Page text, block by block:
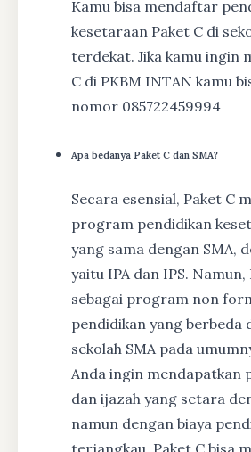
Kamu bisa mendaftar
kesetaraan Paket C di
terdekat. Jika kamu ingin
C di PKBM INTAN kamu
nomor 085722459994
Apa bedanya Paket C dan SMA?
Secara esensial, Paket C
program pendidikan
yang sama dengan SMA,
yaitu IPA dan IPS.
sebagai program non
pendidikan yang berbeda
sekolah SMA pada
Anda ingin mendapatkan
dan ijazah yang setara
namun dengan biaya
terjangkau, Paket C bisa